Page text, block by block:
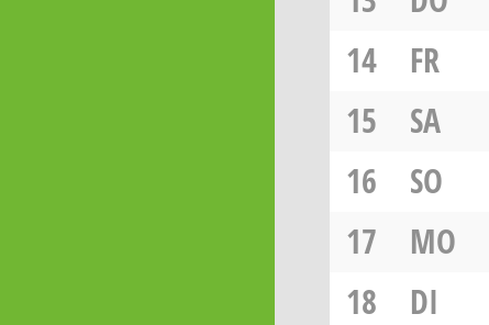
14
FR
15
SA
16
SO
17
MO
18
DI